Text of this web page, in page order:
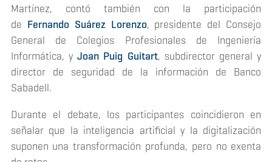
Martínez, contó también con la participación
de Fernando Suárez Lorenzo, presidente del Consejo
General de Colegios Profesionales de Ingeniería
Informática, yJoan Puig Guitart, subdirector general y
director de seguridad de la información de Banco
Sabadell.
Durante el debate, los participantes coincidieron en
señalar que la inteligencia artificial y la digitalización
suponen una transformación profunda, pero no exenta